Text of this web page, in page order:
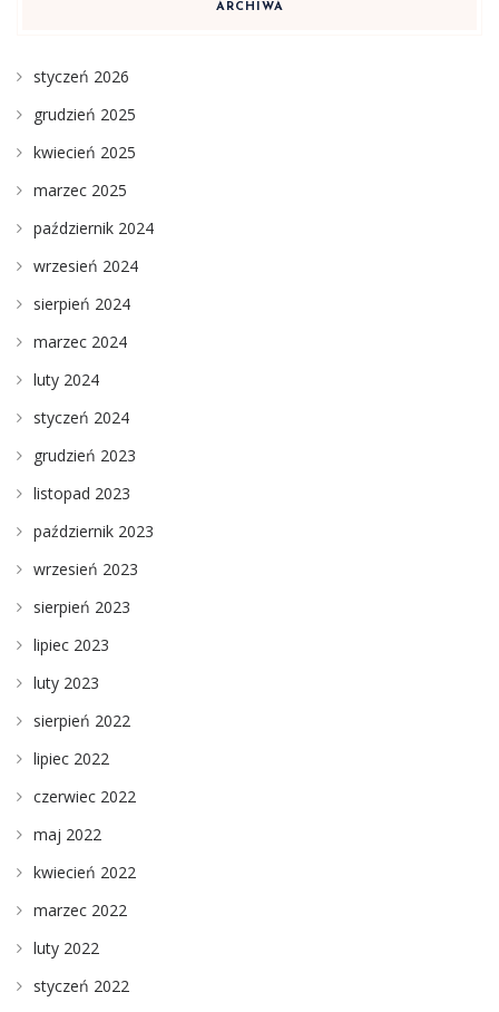
ARCHIWA
styczeń 2026
grudzień 2025
kwiecień 2025
marzec 2025
październik 2024
wrzesień 2024
sierpień 2024
marzec 2024
luty 2024
styczeń 2024
grudzień 2023
listopad 2023
październik 2023
wrzesień 2023
sierpień 2023
lipiec 2023
luty 2023
sierpień 2022
lipiec 2022
czerwiec 2022
maj 2022
kwiecień 2022
marzec 2022
luty 2022
styczeń 2022